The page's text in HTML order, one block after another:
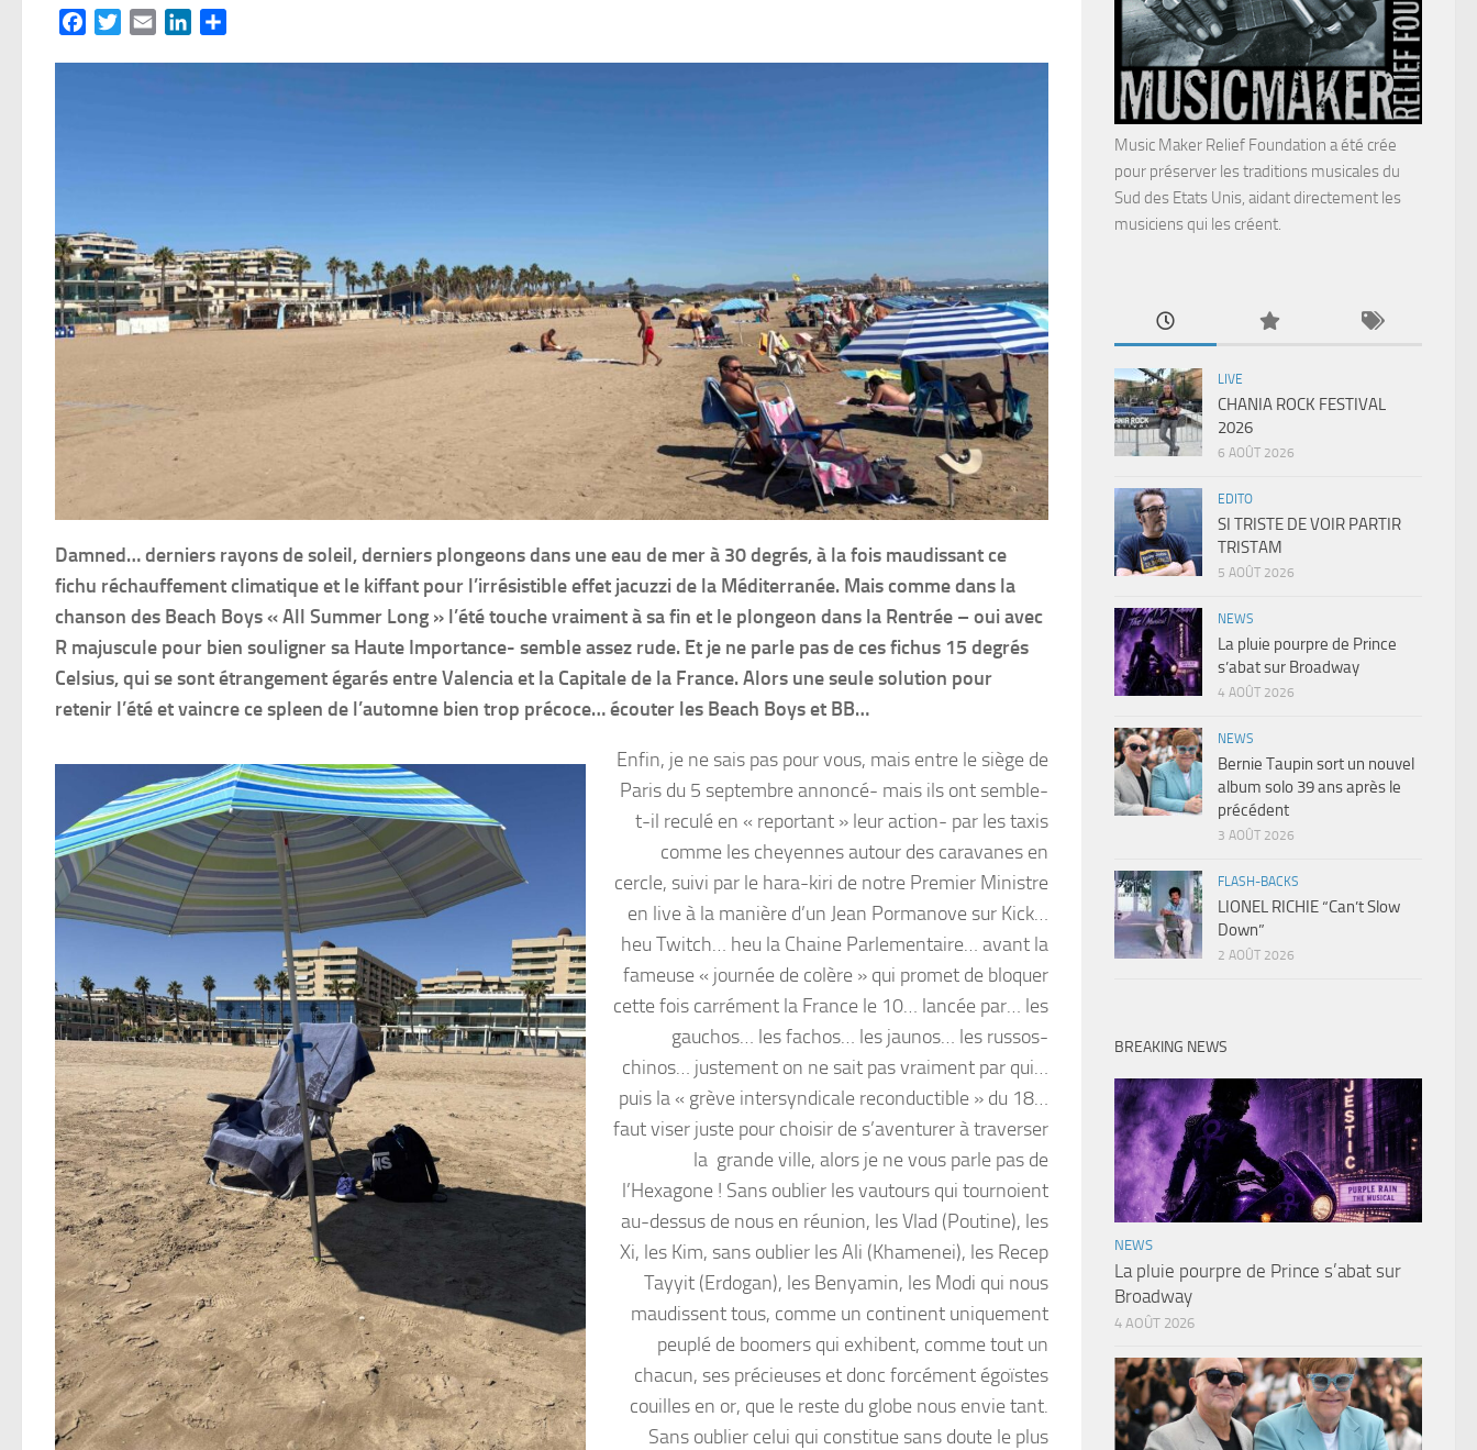
FacebookTwitterEmail LinkedIn
Damned… derniers rayons de soleil, derniers plongeons dans une eau de mer à 30 degrés, à la fois maudissant ce
fichu réchauffement climatique et le kiffant pour l’irrésistible effet jacuzzi de la Méditerranée. Mais comme dans la
chanson des Beach Boys « All Summer Long » l’été touche vraiment à sa fin et le plongeon dans la Rentrée – oui avec
R majuscule pour bien souligner sa Haute Importance- semble assez rude. Et je ne parle pas de ces fichus 15 degrés
Celsius, qui se sont étrangement égarés entre Valencia et la Capitale de la France. Alors une seule solution pour
retenir l’été et vaincre ce spleen de l’automne bien trop précoce… écouter les Beach Boys et BB…
Enfin, je ne sais pas pour vous, mais entre le siège de
Paris du 5 septembre annoncé- mais ils ont semble-
t-il reculé en « reportant » leur action- par les taxis
comme les cheyennes autour des caravanes en
cercle, suivi par le hara-kiri de notre Premier Ministre
en live à la manière d’un Jean Pormanove sur Kick…
heu Twitch… heu la Chaine Parlementaire… avant la
fameuse « journée de colère » qui promet de bloquer
cette fois carrément la France le 10… lancée par… les
gauchos… les fachos… les jaunos… les russos-
chinos… justement on ne sait pas vraiment par qui…
puis la « grève intersyndicale reconductible » du 18…
faut viser juste pour choisir de s’aventurer à traverser
la grande ville, alors je ne vous parle pas de
l’Hexagone ! Sans oublier les vautours qui tournoient
au-dessus de nous en réunion, les Vlad (Poutine), les
Xi, les Kim, sans oublier les Ali (Khamenei), les Recep
Tayyit (Erdogan), les Benyamin, les Modi qui nous
maudissent tous, comme un continent uniquement
peuplé de boomers qui exhibent, comme tout un
chacun, ses précieuses et donc forcément égoïstes
couilles en or, que le reste du globe nous envie tant.
Sans oublier celui qui constitue sans doute le plus
Music Maker Relief Foundation a été crée
pour préserver les traditions musicales du
Sud des Etats Unis, aidant directement les
musiciens qui les créent.
LIVE
CHANIA ROCK FESTIVAL
2026
6 AOÛT 2026
EDITO
SI TRISTE DE VOIR PARTIR
TRISTAM
5 AOÛT 2026
NEWS
La pluie pourpre de Prince
s’abat sur Broadway
4 AOÛT 2026
NEWS
Bernie Taupin sort un nouvel
album solo 39 ans après le
précédent
3 AOÛT 2026
FLASH-BACKS
LIONEL RICHIE “Can’t Slow
Down”
2 AOÛT 2026
BREAKING NEWS
NEWS
La pluie pourpre de Prince s’abat sur
Broadway
4 AOÛT 2026